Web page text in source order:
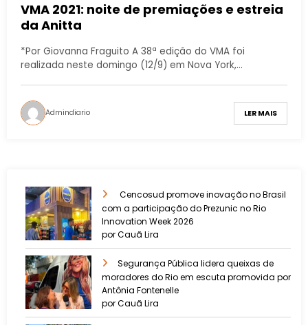
VMA 2021: noite de premiações e estreia
da Anitta
*Por Giovanna Fraguito A 38ª edição do VMA foi
realizada neste domingo (12/9) em Nova York,…
Admindiario LER MAIS
Cencosud promove inovação no Brasil
com a participação do Prezunic no Rio
Innovation Week 2026
por Cauã Lira
​Segurança Pública lidera queixas de
moradores do Rio em escuta promovida por
Antônia Fontenelle
por Cauã Lira